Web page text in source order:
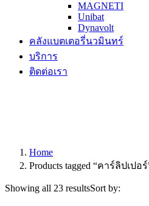
MAGNETI
Unibat
Dynavolt
คลังแบตเตอรี่นวมินทร์
บริการ
ติดต่อเรา
Home
Products tagged “คาร์ลิปเปอร์
Showing all 23 resultsSort by: